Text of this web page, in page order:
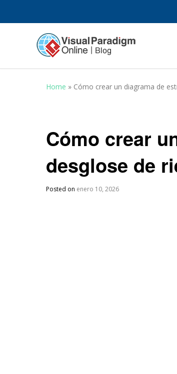
Home » Cómo crear un diagrama de
Cómo crear
desglose de
Posted on enero 10, 2026